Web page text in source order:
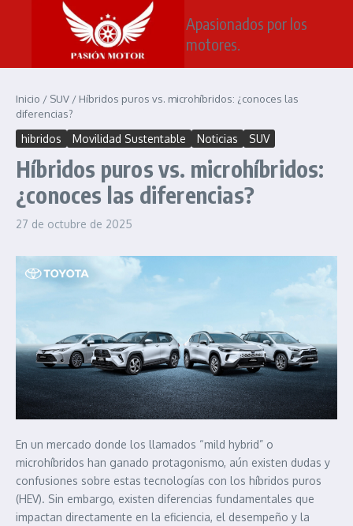
Saltar al contenido
Apasionados por los
motores.
Inicio / SUV / Híbridos puros vs. microhíbridos: ¿conoces las
diferencias?
hibridos Movilidad Sustentable Noticias SUV
Híbridos puros vs. microhíbridos:
¿conoces las diferencias?
27 de octubre de 2025
En un mercado donde los llamados “mild hybrid” o
microhíbridos han ganado protagonismo, aún existen dudas y
confusiones sobre estas tecnologías con los híbridos puros
(HEV). Sin embargo, existen diferencias fundamentales que
impactan directamente en la eficiencia, el desempeño y la